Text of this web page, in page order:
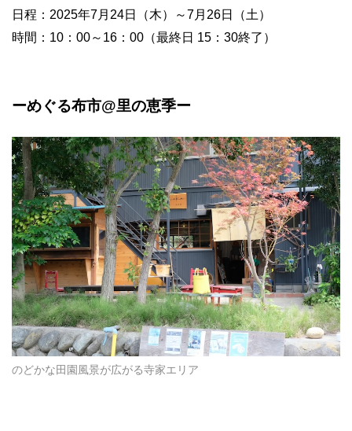
日程：2025年7月24日（木）～7月26日（土）
時間：10：00～16：00（最終日 15：30終了）
ーめぐる布市@里の恵季ー
のどかな田園風景が広がる寺家エリア